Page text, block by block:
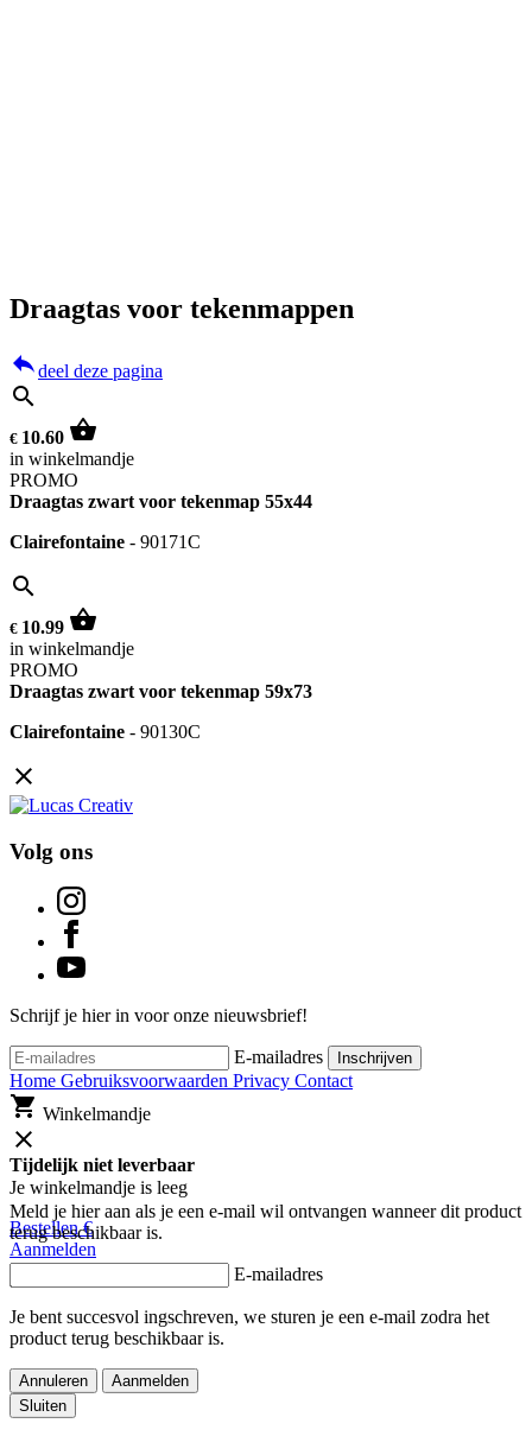
Draagtas voor tekenmappen
replydeel deze pagina
search
€ 10.60 shopping_basket
in winkelmandje
PROMO
Draagtas zwart voor tekenmap 55x44
Clairefontaine - 90171C
search
€ 10.99 shopping_basket
in winkelmandje
PROMO
Draagtas zwart voor tekenmap 59x73
Clairefontaine - 90130C
close
Volg ons
Schrijf je hier in voor onze nieuwsbrief!
E-mailadres Inschrijven
Home Gebruiksvoorwaarden Privacy Contact
shopping_cart Winkelmandje
close
Je winkelmandje is leeg
Bestellen€
Aanmelden
Tijdelijk niet leverbaar
Meld je hier aan als je een e-mail wil ontvangen wanneer dit product
terug beschikbaar is.
E-mailadres
Je bent succesvol ingschreven, we sturen je een e-mail zodra het
product terug beschikbaar is.
Annuleren
Aanmelden
Sluiten